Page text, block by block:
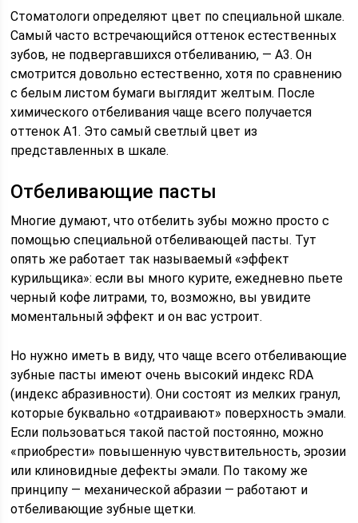
Стоматологи определяют цвет по специальной шкале.
Самый часто встречающийся оттенок естественных
зубов, не подвергавшихся отбеливанию, — А3. Он
смотрится довольно естественно, хотя по сравнению
с белым листом бумаги выглядит желтым. После
химического отбеливания чаще всего получается
оттенок А1. Это самый светлый цвет из
представленных в шкале.
Отбеливающие пасты
Многие думают, что отбелить зубы можно просто с
помощью специальной отбеливающей пасты. Тут
опять же работает так называемый «эффект
курильщика»: если вы много курите, ежедневно пьете
черный кофе литрами, то, возможно, вы увидите
моментальный эффект и он вас устроит.
Но нужно иметь в виду, что чаще всего отбеливающие
зубные пасты имеют очень высокий индекс RDA
(индекс абразивности). Они состоят из мелких гранул,
которые буквально «отдраивают» поверхность эмали.
Если пользоваться такой пастой постоянно, можно
«приобрести» повышенную чувствительность, эрозии
или клиновидные дефекты эмали. По такому же
принципу — механической абразии — работают и
отбеливающие зубные щетки.